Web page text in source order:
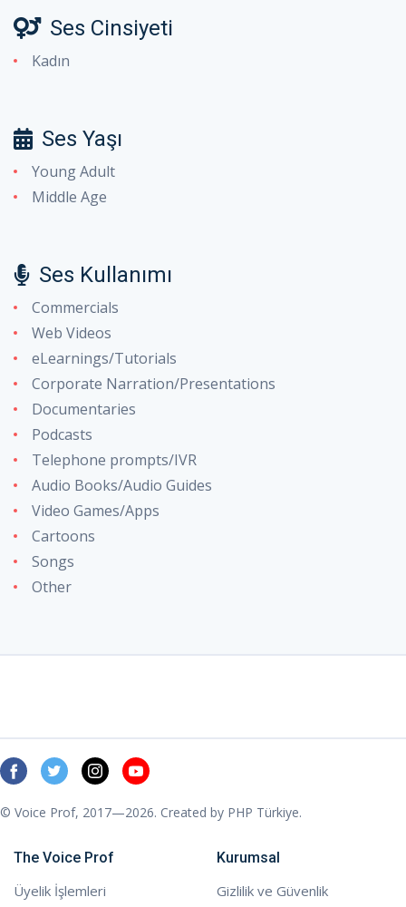
Ses Cinsiyeti
Kadın
Ses Yaşı
Young Adult
Middle Age
Ses Kullanımı
Commercials
Web Videos
eLearnings/Tutorials
Corporate Narration/Presentations
Documentaries
Podcasts
Telephone prompts/IVR
Audio Books/Audio Guides
Video Games/Apps
Cartoons
Songs
Other
The Voice Prof
Üyelik İşlemleri
Kurumsal
Gizlilik ve Güvenlik
© Voice Prof, 2017—2026. Created by PHP Türkiye.